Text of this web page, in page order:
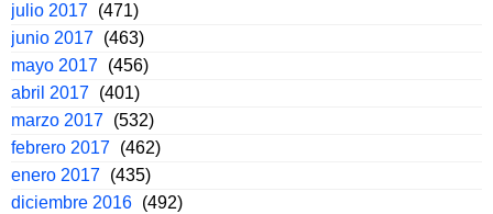
julio 2017 (471)
junio 2017 (463)
mayo 2017 (456)
abril 2017 (401)
marzo 2017 (532)
febrero 2017 (462)
enero 2017 (435)
diciembre 2016 (492)